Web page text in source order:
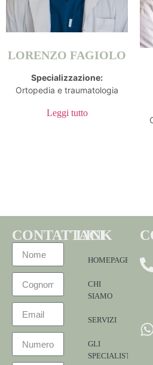
LORENZO FAGIOLO
Specializzazione:
Ortopedia e traumatologia
Leggi tutto
CONTATTACI
LINK
HOMEPAGE
CHI
SIAMO
SERVIZI
GLI
SPECIALISTI